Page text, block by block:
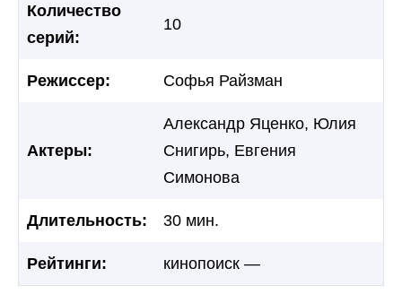
Количество
серий:
10
Режиссер: Софья Райзман
Актеры:
Александр Яценко, Юлия
Снигирь, Евгения
Симонова
Длительность: 30 мин.
Рейтинги: кинопоиск —